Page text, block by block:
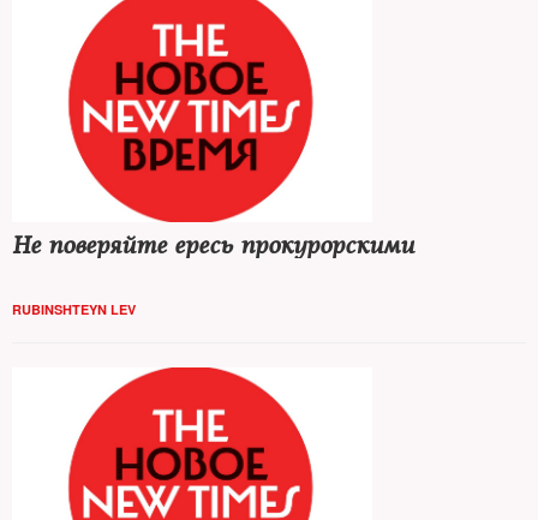
Не поверяйте ересь прокурорскими
RUBINSHTEYN LEV